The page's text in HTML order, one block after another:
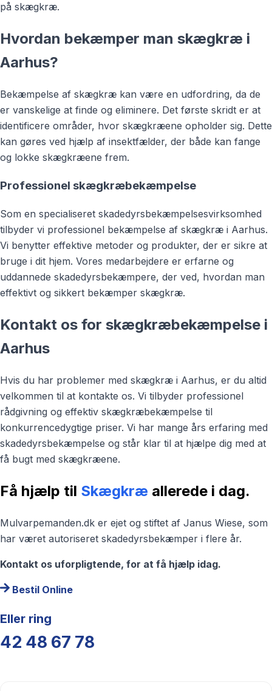
på skægkræ.
Hvordan bekæmper man skægkræ i
Aarhus?
Bekæmpelse af skægkræ kan være en udfordring, da de
er vanskelige at finde og eliminere. Det første skridt er at
identificere områder, hvor skægkræene opholder sig. Dette
kan gøres ved hjælp af insektfælder, der både kan fange
og lokke skægkræene frem.
Professionel skægkræbekæmpelse
Som en specialiseret skadedyrsbekæmpelsesvirksomhed
tilbyder vi professionel bekæmpelse af skægkræ i Aarhus.
Vi benytter effektive metoder og produkter, der er sikre at
bruge i dit hjem. Vores medarbejdere er erfarne og
uddannede skadedyrsbekæmpere, der ved, hvordan man
effektivt og sikkert bekæmper skægkræ.
Kontakt os for skægkræbekæmpelse i
Aarhus
Hvis du har problemer med skægkræ i Aarhus, er du altid
velkommen til at kontakte os. Vi tilbyder professionel
rådgivning og effektiv skægkræbekæmpelse til
konkurrencedygtige priser. Vi har mange års erfaring med
skadedyrsbekæmpelse og står klar til at hjælpe dig med at
få bugt med skægkræene.
Få hjælp til Skægkræ allerede i dag.
Mulvarpemanden.dk er ejet og stiftet af Janus Wiese, som
har været autoriseret skadedyrsbekæmper i flere år.
Kontakt os uforpligtende, for at få hjælp idag.
Bestil Online
Eller ring
42 48 67 78